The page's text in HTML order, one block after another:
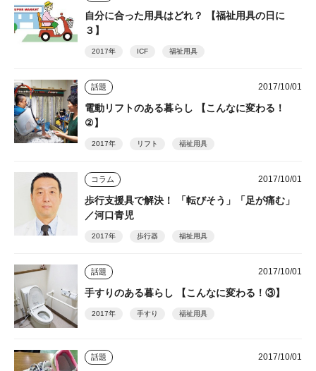
自分に合った用具はどれ？ 【福祉用具の日に
３】
2017年 ICF 福祉用具
話題 2017/10/01
電動リフトのある暮らし 【こんなに変わる！
②】
2017年 リフト 福祉用具
コラム 2017/10/01
歩行支援具で解決！ 「転びそう」「足が痛む」
／河口青児
2017年 歩行器 福祉用具
話題 2017/10/01
手すりのある暮らし 【こんなに変わる！③】
2017年 手すり 福祉用具
話題 2017/10/01